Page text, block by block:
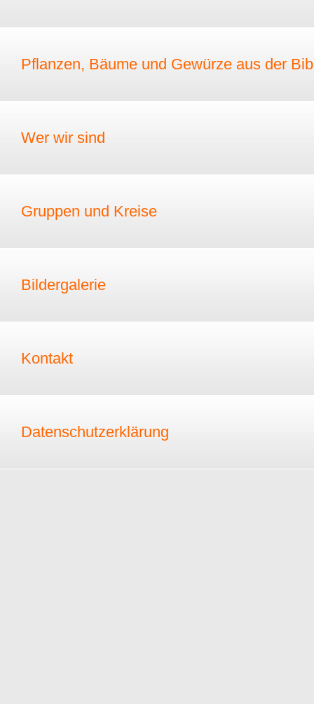
Pflanzen, Bäume und Gewürze aus der
Wer wir sind
Gruppen und Kreise
Bildergalerie
Kontakt
Datenschutzerklärung